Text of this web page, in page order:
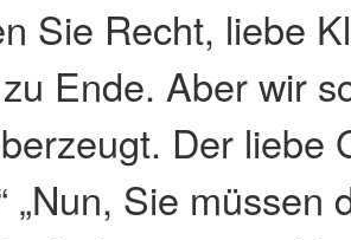
Sie Recht, liebe
Ende. Aber wir
Der liebe
„Nun, Sie müssen